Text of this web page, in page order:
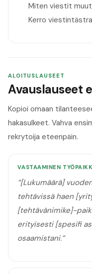
Miten viestit
Kerro
ALOITUSLAUSEET
Avauslauseet
Kopioi omaan
hakasulkeet. Vahva
rekrytoija eteenpäin.
VASTAAMINEN
“[Lukumäärä]
tehtävissä haen
[tehtävänimike]-
erityisesti [spesifi
osaamistani.”